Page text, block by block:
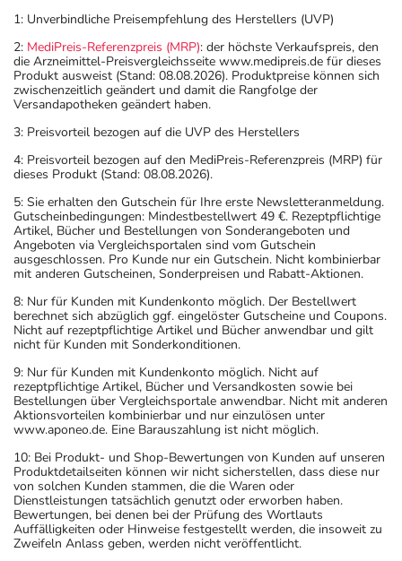
1: Unverbindliche Preisempfehlung des Herstellers (UVP)
2: MediPreis-Referenzpreis (MRP): der höchste Verkaufspreis, den
die Arzneimittel-Preisvergleichsseite www.medipreis.de für dieses
Produkt ausweist (Stand: 08.08.2026). Produktpreise können sich
zwischenzeitlich geändert und damit die Rangfolge der
Versandapotheken geändert haben.
3: Preisvorteil bezogen auf die UVP des Herstellers
4: Preisvorteil bezogen auf den MediPreis-Referenzpreis (MRP) für
dieses Produkt (Stand: 08.08.2026).
5: Sie erhalten den Gutschein für Ihre erste Newsletteranmeldung.
Gutscheinbedingungen: Mindestbestellwert 49 €. Rezeptpflichtige
Artikel, Bücher und Bestellungen von Sonderangeboten und
Angeboten via Vergleichsportalen sind vom Gutschein
ausgeschlossen. Pro Kunde nur ein Gutschein. Nicht kombinierbar
mit anderen Gutscheinen, Sonderpreisen und Rabatt-Aktionen.
8: Nur für Kunden mit Kundenkonto möglich. Der Bestellwert
berechnet sich abzüglich ggf. eingelöster Gutscheine und Coupons.
Nicht auf rezeptpflichtige Artikel und Bücher anwendbar und gilt
nicht für Kunden mit Sonderkonditionen.
9: Nur für Kunden mit Kundenkonto möglich. Nicht auf
rezeptpflichtige Artikel, Bücher und Versandkosten sowie bei
Bestellungen über Vergleichsportale anwendbar. Nicht mit anderen
Aktionsvorteilen kombinierbar und nur einzulösen unter
www.aponeo.de. Eine Barauszahlung ist nicht möglich.
10: Bei Produkt- und Shop-Bewertungen von Kunden auf unseren
Produktdetailseiten können wir nicht sicherstellen, dass diese nur
von solchen Kunden stammen, die die Waren oder
Dienstleistungen tatsächlich genutzt oder erworben haben.
Bewertungen, bei denen bei der Prüfung des Wortlauts
Auffälligkeiten oder Hinweise festgestellt werden, die insoweit zu
Zweifeln Anlass geben, werden nicht veröffentlicht.